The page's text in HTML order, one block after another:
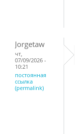
Jorgetaw
чт,
07/09/2026 -
10:21
постоянная
ссылка
(permalink)